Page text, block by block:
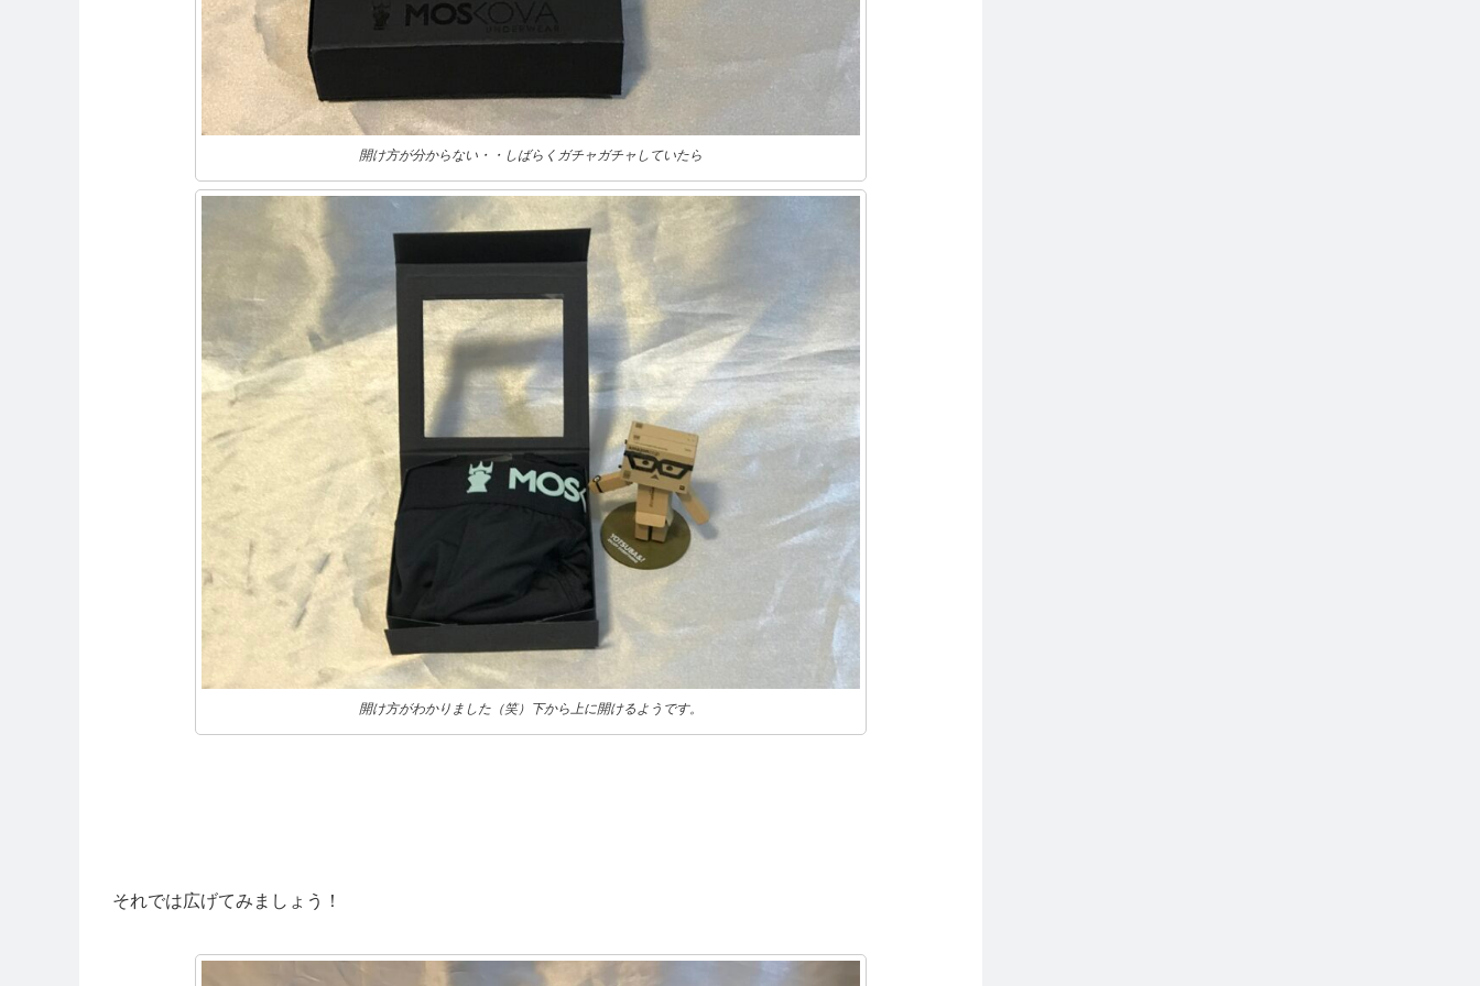
開け方が分からない・・しばらくガチャガチャしていたら
開け方がわかりました（笑）下から上に開けるようです。
それでは広げてみましょう！